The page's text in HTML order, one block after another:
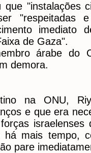
que "instalações
"respeitadas
imediato
de Gaza".
árabe do
demora.
na ONU,
e que era
há mais tempo,
pare